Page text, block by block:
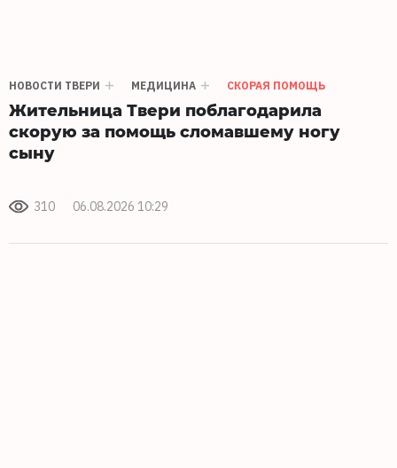
НОВОСТИ ТВЕРИ МЕДИЦИНА СКОРАЯ ПОМОЩЬ
Жительница Твери поблагодарила
скорую за помощь сломавшему ногу
сыну
310 06.08.2026 10:29